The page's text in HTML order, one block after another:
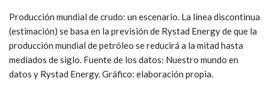
Producción mundial de crudo: un escenario. La línea discontinua
(estimación) se basa en la previsión de Rystad Energy de que la
producción mundial de petróleo se reducirá a la mitad hasta
mediados de siglo. Fuente de los datos: Nuestro mundo en
datos y Rystad Energy. Gráfico: elaboración propia.